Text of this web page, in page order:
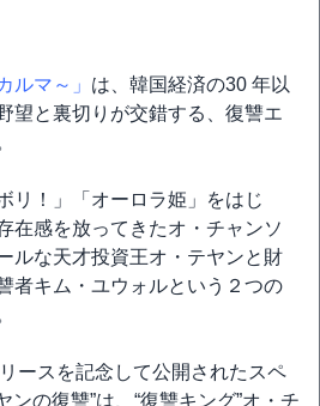
ルマ～」 は、韓国経済の30 年以
望と裏切りが交錯する、復讐エ
リ！」「オーロラ姫」をはじ
在感を放ってきたオ・チャンソ
ルな天才投資王オ・テヤンと財
者キム・ユウォルという２つの
ースを記念して公開されたスペ
ンの復讐”は、“復讐キング”オ・チ